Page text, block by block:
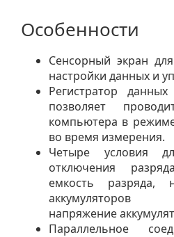
Особенности
Сенсорный экран
настройки данных и
Регистратор
позволяет
компьютера в
во время измерения.
Четыре условия
отключения
емкость разряда,
напряжение
Параллельное